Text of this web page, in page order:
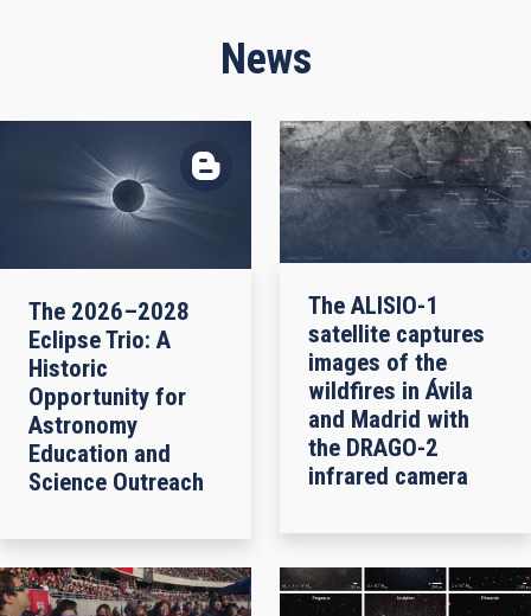
News
The 2026–2028
Eclipse Trio: A
Historic
Opportunity for
Astronomy
Education and
Science Outreach
The ALISIO-1
satellite captures
images of the
wildfires in Ávila
and Madrid with
the DRAGO-2
infrared camera